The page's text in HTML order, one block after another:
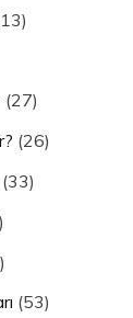
(27)
(26)
(33)
(53)